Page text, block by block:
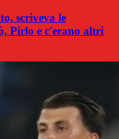
scriveva le
Pirlo e c'erano altri